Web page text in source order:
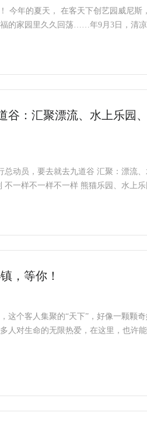
今年的夏天， 在客天下创艺园威尼斯
的家园里久久回荡……年9月3日，清
谷：​汇聚漂流、水上乐园
动员，要去就去九道谷 汇聚：漂流
一样不一样不一样 熊猫乐园、水上
，等你！
这个客人集聚的“天下”，好像一颗颗
人对生命的无限热爱，在这里，也许
延续欢乐的故事，走遍世